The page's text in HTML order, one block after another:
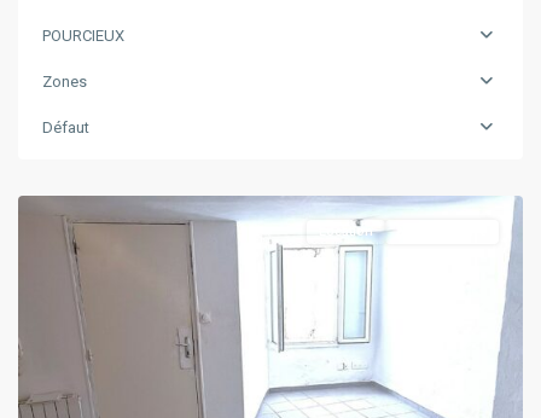
POURCIEUX
Zones
Défaut
Location